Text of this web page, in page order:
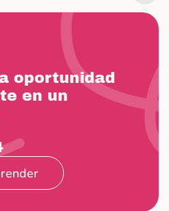
del objeto
la información en el
de la celda
selecciona una celda
oportunidad
en un